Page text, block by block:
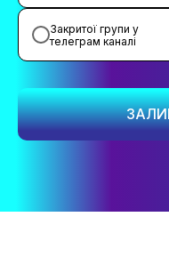
Закритої групи у
телеграм каналі